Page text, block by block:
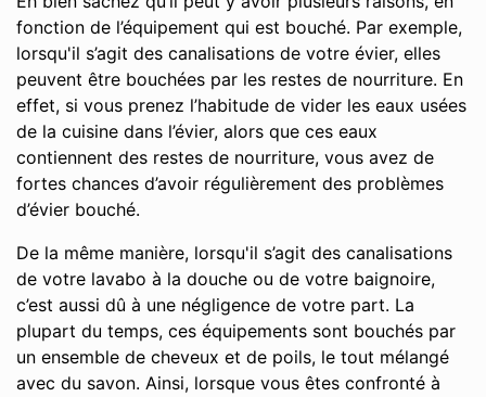
fonction de l’équipement qui est bouché. Par exemple,
lorsqu'il s’agit des canalisations de votre évier, elles
peuvent être bouchées par les restes de nourriture. En
effet, si vous prenez l’habitude de vider les eaux usées
de la cuisine dans l’évier, alors que ces eaux
contiennent des restes de nourriture, vous avez de
fortes chances d’avoir régulièrement des problèmes
d’évier bouché.
De la même manière, lorsqu'il s’agit des canalisations
de votre lavabo à la douche ou de votre baignoire,
c’est aussi dû à une négligence de votre part. La
plupart du temps, ces équipements sont bouchés par
un ensemble de cheveux et de poils, le tout mélangé
avec du savon. Ainsi, lorsque vous êtes confronté à